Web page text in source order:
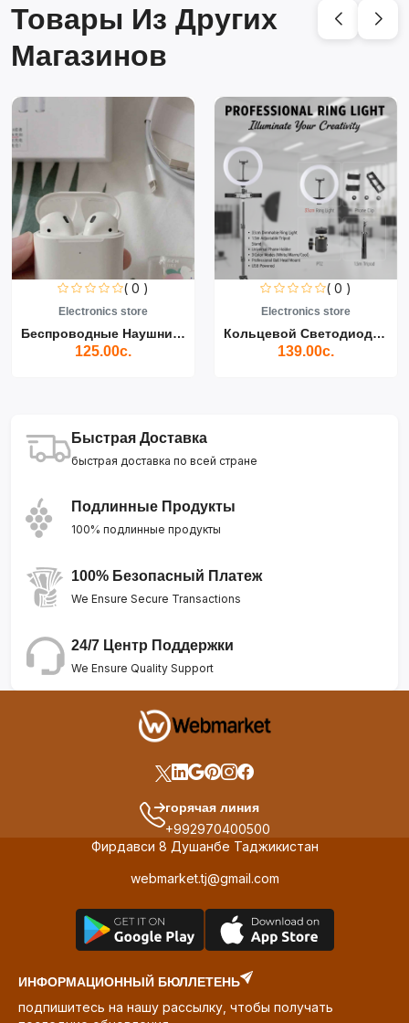
Товары Из Других
Магазинов
( 0 )
Electronics store
Беспроводные Наушники Air...
125.00с.
( 0 )
Electronics store
Кольцевой Светодиодный Св...
139.00с.
Быстрая Доставка
быстрая доставка по всей стране
Подлинные Продукты
100% подлинные продукты
100% Безопасный Платеж
We Ensure Secure Transactions
24/7 Центр Поддержки
We Ensure Quality Support
горячая линия
+992970400500
Фирдавси 8 Душанбе Таджикистан
webmarket.tj@gmail.com
ИНФОРМАЦИОННЫЙ БЮЛЛЕТЕНЬ
подпишитесь на нашу рассылку, чтобы получать